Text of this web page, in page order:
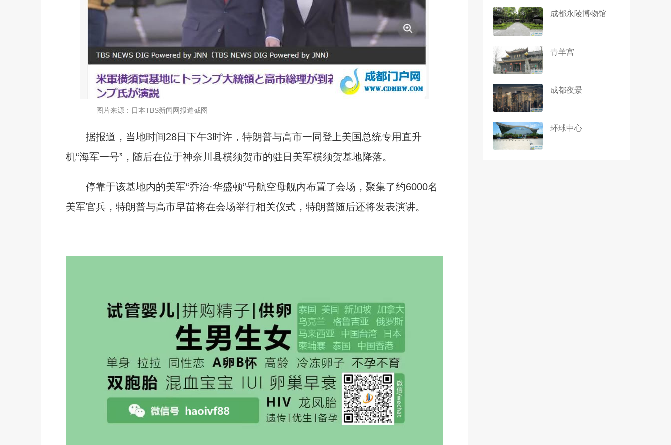
图片来源：日本TBS新闻网报道截图
据报道，当地时间28日下午3时许，特朗普与高市一同登上美国总统专用直升
机“海军一号”，随后在位于神奈川县横须贺市的驻日美军横须贺基地降落。
停靠于该基地内的美军“乔治·华盛顿”号航空母舰内布置了会场，聚集了约6000名
美军官兵，特朗普与高市早苗将在会场举行相关仪式，特朗普随后还将发表演讲。
成都永陵博物馆
青羊宫
成都夜景
环球中心